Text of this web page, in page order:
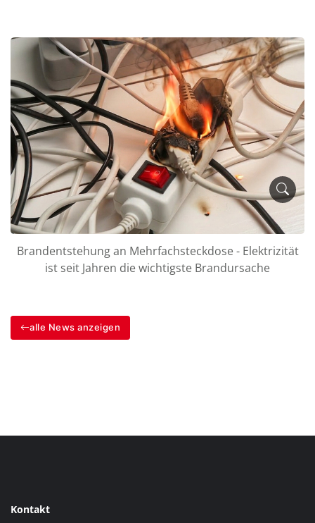
Brandentstehung an Mehrfachsteckdose - Elektrizität
ist seit Jahren die wichtigste Brandursache
alle News anzeigen
Kontakt